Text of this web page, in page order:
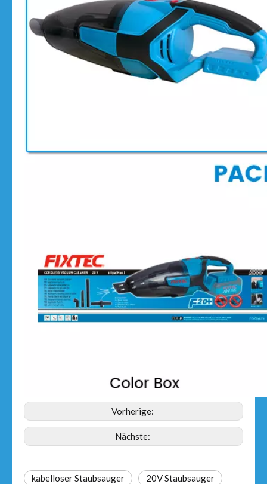
Vorherige:
Nächste:
kabelloser Staubsauger 20V Staubsauger